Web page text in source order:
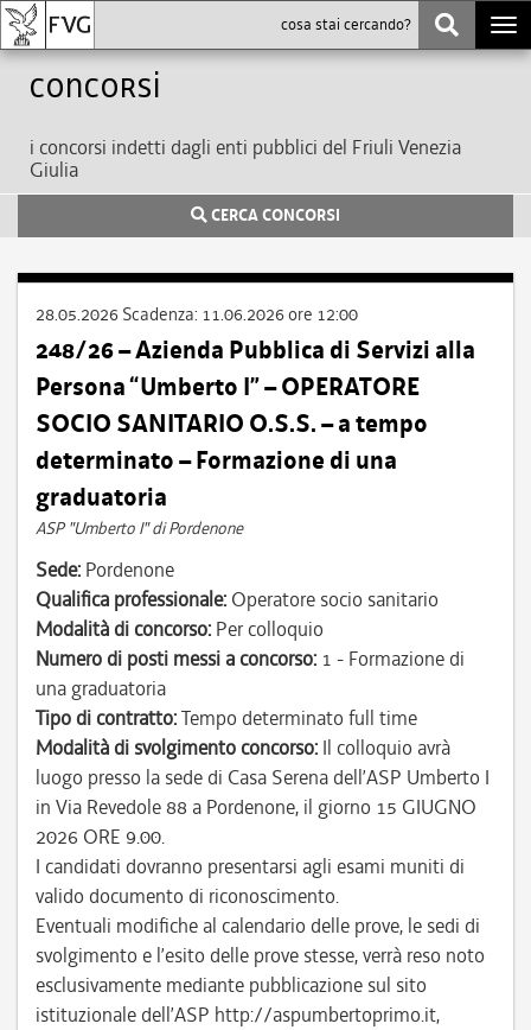
Concorsi
i concorsi indetti dagli enti pubblici del Friuli Venezia
Giulia
CERCA CONCORSI
28.05.2026 Scadenza: 11.06.2026 ore 12:00
248/26 – Azienda Pubblica di Servizi alla
Persona “Umberto I” – OPERATORE
SOCIO SANITARIO O.S.S. – a tempo
determinato – Formazione di una
graduatoria
ASP "Umberto I" di Pordenone
Sede: Pordenone
Qualifica professionale: Operatore socio sanitario
Modalità di concorso: Per colloquio
Numero di posti messi a concorso: 1 - Formazione di
una graduatoria
Tipo di contratto:Tempo determinato full time
Modalità di svolgimento concorso: Il colloquio avrà
luogo presso la sede di Casa Serena dell’ASP Umberto I
in Via Revedole 88 a Pordenone, il giorno 15 GIUGNO
2026 ORE 9.00.
I candidati dovranno presentarsi agli esami muniti di
valido documento di riconoscimento.
Eventuali modifiche al calendario delle prove, le sedi di
svolgimento e l’esito delle prove stesse, verrà reso noto
esclusivamente mediante pubblicazione sul sito
istituzionale dell’ASP http://aspumbertoprimo.it,